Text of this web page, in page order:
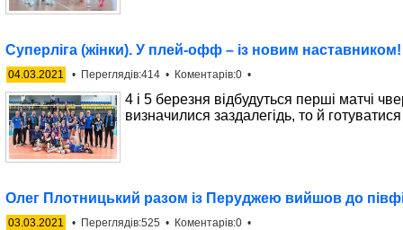
Суперліга (жінки). У плей-офф – із новим наставником!
04.03.2021 • Переглядів:414 • Коментарів:0 •
4 і 5 березня відбудуться перші матчі
визначилися заздалегідь, то й
Олег Плотницький разом із Перуджею вийшов до
03.03.2021 • Переглядів:525 • Коментарів:0 •